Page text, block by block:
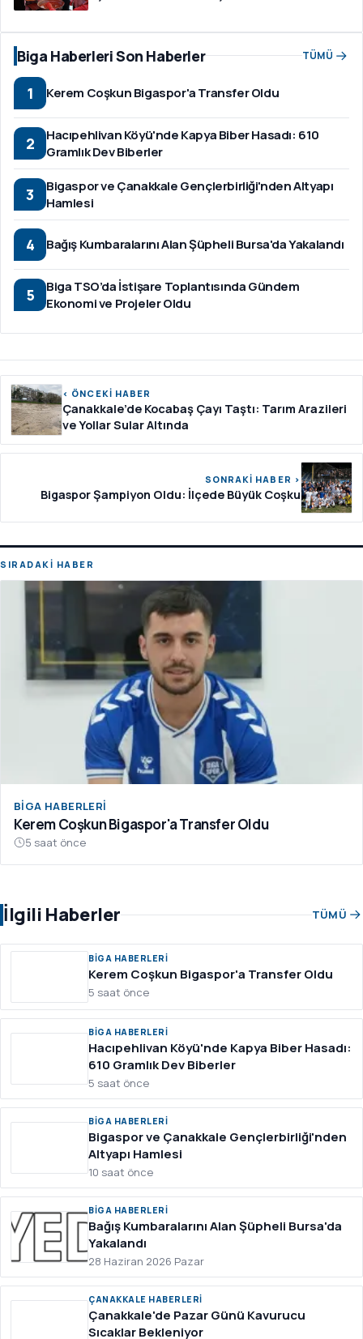
Biga Haberleri Son Haberler TÜMÜ
1 Kerem Coşkun Bigaspor'a Transfer Oldu
2
Hacıpehlivan Köyü'nde Kapya Biber Hasadı: 610
Gramlık Dev Biberler
3
Bigaspor ve Çanakkale Gençlerbirliği'nden Altyapı
Hamlesi
4 Bağış Kumbaralarını Alan Şüpheli Bursa'da Yakalandı
5
Biga TSO’da İstişare Toplantısında Gündem
Ekonomi ve Projeler Oldu
‹ ÖNCEKİ HABER
Çanakkale’de Kocabaş Çayı Taştı: Tarım Arazileri
ve Yollar Sular Altında
SONRAKİ HABER ›
Bigaspor Şampiyon Oldu: İlçede Büyük Coşku
SIRADAKİ HABER
BIGA HABERLERI
Kerem Coşkun Bigaspor'a Transfer Oldu
5 saat önce
İlgili Haberler TÜMÜ
BIGA HABERLERI
Kerem Coşkun Bigaspor'a Transfer Oldu
5 saat önce
BIGA HABERLERI
Hacıpehlivan Köyü'nde Kapya Biber Hasadı:
610 Gramlık Dev Biberler
5 saat önce
BIGA HABERLERI
Bigaspor ve Çanakkale Gençlerbirliği'nden
Altyapı Hamlesi
10 saat önce
BIGA HABERLERI
Bağış Kumbaralarını Alan Şüpheli Bursa'da
Yakalandı
28 Haziran 2026 Pazar
ÇANAKKALE HABERLERI
Çanakkale'de Pazar Günü Kavurucu
Sıcaklar Bekleniyor